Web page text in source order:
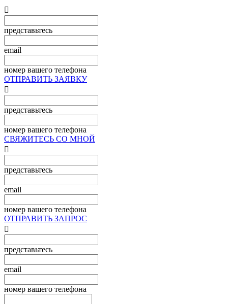

представьтесь
email
номер вашего телефона
ОТПРАВИТЬ ЗАЯВКУ

представьтесь
номер вашего телефона
СВЯЖИТЕСЬ СО МНОЙ

представьтесь
email
номер вашего телефона
ОТПРАВИТЬ ЗАПРОС

представьтесь
email
номер вашего телефона